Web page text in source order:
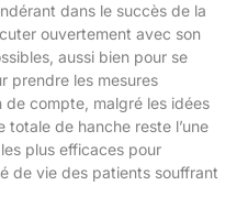
dans le succès de la
ouvertement avec son
aussi bien pour se
prendre les mesures
compte, malgré les idées
de hanche reste l’une
plus efficaces pour
de vie des patients souffrant